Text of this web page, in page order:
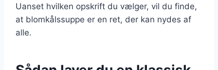
Uanset hvilken opskrift du vælger, vil du finde,
at blomkålssuppe er en ret, der kan nydes af
alle.